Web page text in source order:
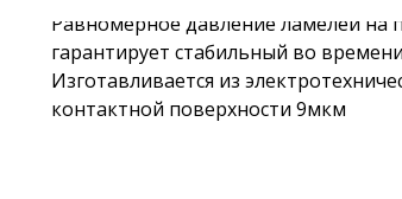
Равномерное давление ламелей
гарантирует стабильный во
Изготавливается из
контактной поверхности 9мкм